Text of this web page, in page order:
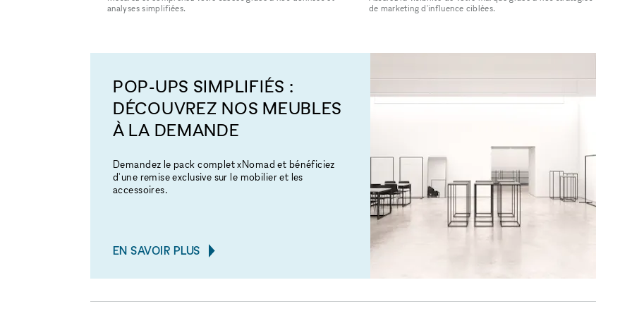
analyses simplifiées.
de marketing d'influence ciblées.
POP-UPS SIMPLIFIÉS :
DÉCOUVREZ NOS MEUBLES
À LA DEMANDE
Demandez le pack complet xNomad et bénéficiez
d'une remise exclusive sur le mobilier et les
accessoires.
EN SAVOIR PLUS